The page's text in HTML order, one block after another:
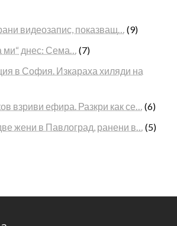
видеозапис, показващ…
(9)
ми“ днес: Сема…
(7)
в София. Изкараха хиляди на
взриви ефира. Разкри как се…
(6)
жени в Павлоград, ранени в…
(5)